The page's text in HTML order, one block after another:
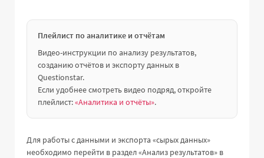
Плейлист по аналитике и отчётам
Видео-инструкции по анализу результатов,
созданию отчётов и экспорту данных в
Questionstar.
Если удобнее смотреть видео подряд, откройте
плейлист:«Аналитика и отчёты».
Для работы с данными и экспорта «сырых данных»
необходимо перейти в раздел «Анализ результатов» в